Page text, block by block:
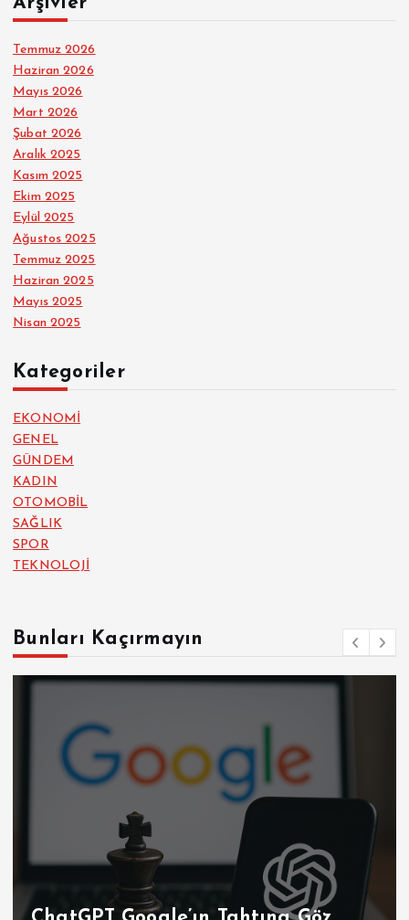
Temmuz 2026
Haziran 2026
Mayıs 2026
Mart 2026
Şubat 2026
Aralık 2025
Kasım 2025
Ekim 2025
Eylül 2025
Ağustos 2025
Temmuz 2025
Haziran 2025
Mayıs 2025
Nisan 2025
Kategoriler
EKONOMİ
GENEL
GÜNDEM
KADIN
OTOMOBİL
SAĞLIK
SPOR
TEKNOLOJİ
Bunları Kaçırmayın